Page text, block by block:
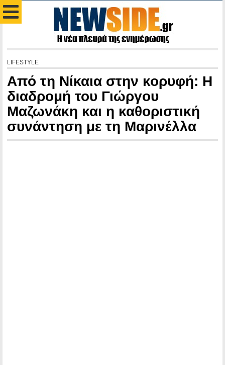
LIFESTYLE
Από τη Νίκαια στην κορυφή: Η
διαδρομή του Γιώργου
Μαζωνάκη και η καθοριστική
συνάντηση με τη Μαρινέλλα